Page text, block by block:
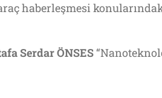
haberleşmesi
Serdar ÖNSES